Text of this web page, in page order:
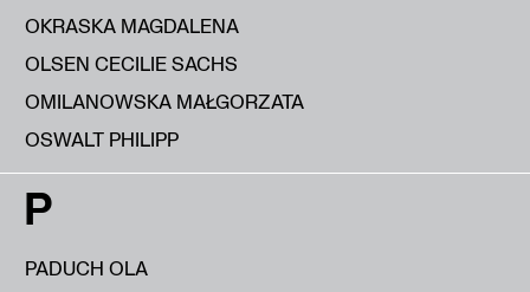
OKRASKA MAGDALENA
OLSEN CECILIE SACHS
OMILANOWSKA MAŁGORZATA
OSWALT PHILIPP
P
PADUCH OLA